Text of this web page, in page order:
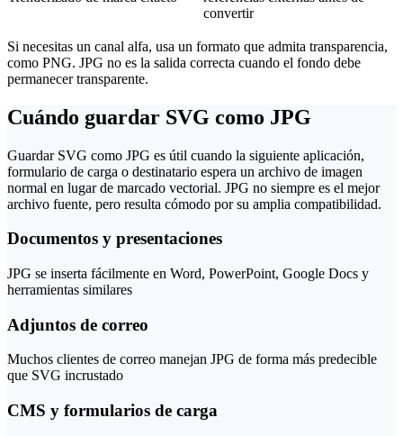
convertir
Si necesitas un canal alfa, usa un formato que admita transparencia,
como PNG. JPG no es la salida correcta cuando el fondo debe
permanecer transparente.
Cuándo guardar SVG como JPG
Guardar SVG como JPG es útil cuando la siguiente aplicación,
formulario de carga o destinatario espera un archivo de imagen
normal en lugar de marcado vectorial. JPG no siempre es el mejor
archivo fuente, pero resulta cómodo por su amplia compatibilidad.
Documentos y presentaciones
JPG se inserta fácilmente en Word, PowerPoint, Google Docs y
herramientas similares
Adjuntos de correo
Muchos clientes de correo manejan JPG de forma más predecible
que SVG incrustado
CMS y formularios de carga